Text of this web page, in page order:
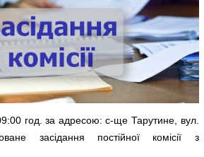
год. за адресою: с-ще Тарутине, вул.
засідання постійної комісії з